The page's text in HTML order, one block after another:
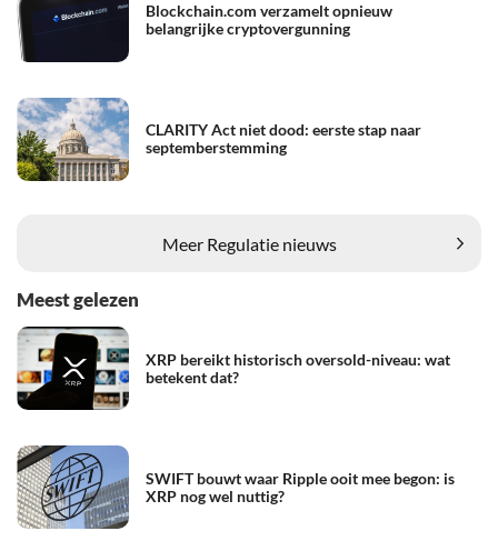
Blockchain.com verzamelt opnieuw
belangrijke cryptovergunning
CLARITY Act niet dood: eerste stap naar
septemberstemming
Meer Regulatie nieuws
Meest gelezen
XRP bereikt historisch oversold-niveau: wat
betekent dat?
SWIFT bouwt waar Ripple ooit mee begon: is
XRP nog wel nuttig?